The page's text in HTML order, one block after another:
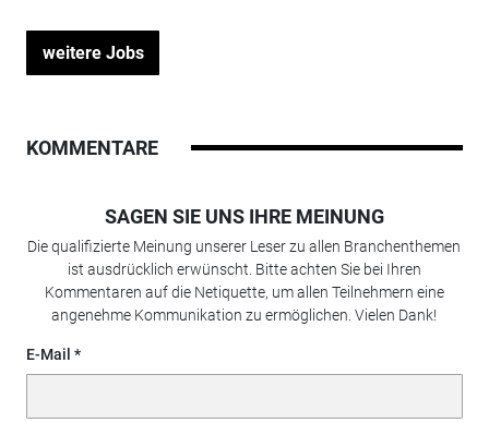
weitere Jobs
KOMMENTARE
SAGEN SIE UNS IHRE MEINUNG
Die qualifizierte Meinung unserer Leser zu allen Branchenthemen
ist ausdrücklich erwünscht. Bitte achten Sie bei Ihren
Kommentaren auf die Netiquette, um allen Teilnehmern eine
angenehme Kommunikation zu ermöglichen. Vielen Dank!
E-Mail